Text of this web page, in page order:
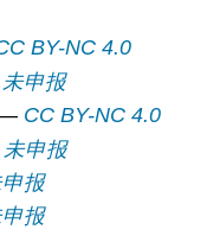
BY-NC 4.0
未申报
CC BY-NC 4.0
未申报
报
报